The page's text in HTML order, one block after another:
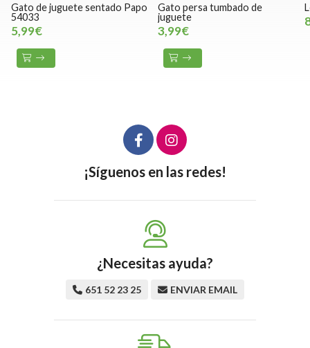
Gato de juguete sentado Papo
54033
5,99€
Gato persa tumbado de
juguete
3,99€
¡Síguenos en las redes!
¿Necesitas ayuda?
651 52 23 25 ENVIAR EMAIL